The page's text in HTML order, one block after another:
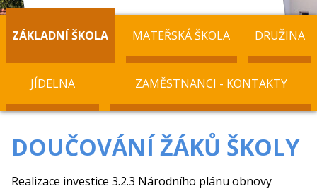
ZÁKLADNÍ ŠKOLA MATEŘSKÁ ŠKOLA DRUŽINA
JÍDELNA ZAMĚSTNANCI - KONTAKTY
DOUČOVÁNÍ ŽÁKŮ ŠKOLY
Realizace investice 3.2.3 Národního plánu obnovy